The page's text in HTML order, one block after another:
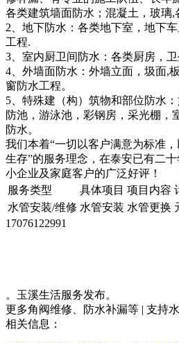
各类建筑墙面防水；混凝土，玻璃
2、地下防水：各类地下室，地下
工程.
3、室内厨卫间防水：各类厨房，
4、外墙面防水：外墙立面，圾面,
窗防水工程。
5、特殊建（构）筑物和部位防水
防池，游泳池，彩钢房，采光棚，
防水。
我们本着“一切以客户满意为标准
生存”的服务理念，在泰安已有二
小企业及家庭客户的广泛好评！
服务类型
具体项目 项目内容
水管安装/维修 水管安装 水管更换
17076122991
。玉溪生活服务发布。
更多角阀维修、防水补漏等 | 支持
相关信息：